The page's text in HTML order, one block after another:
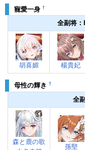
寵愛一身 †
全副将
胡喜媚 楊貴妃
母性の輝き †
全
森と鹿の歌
孫堅